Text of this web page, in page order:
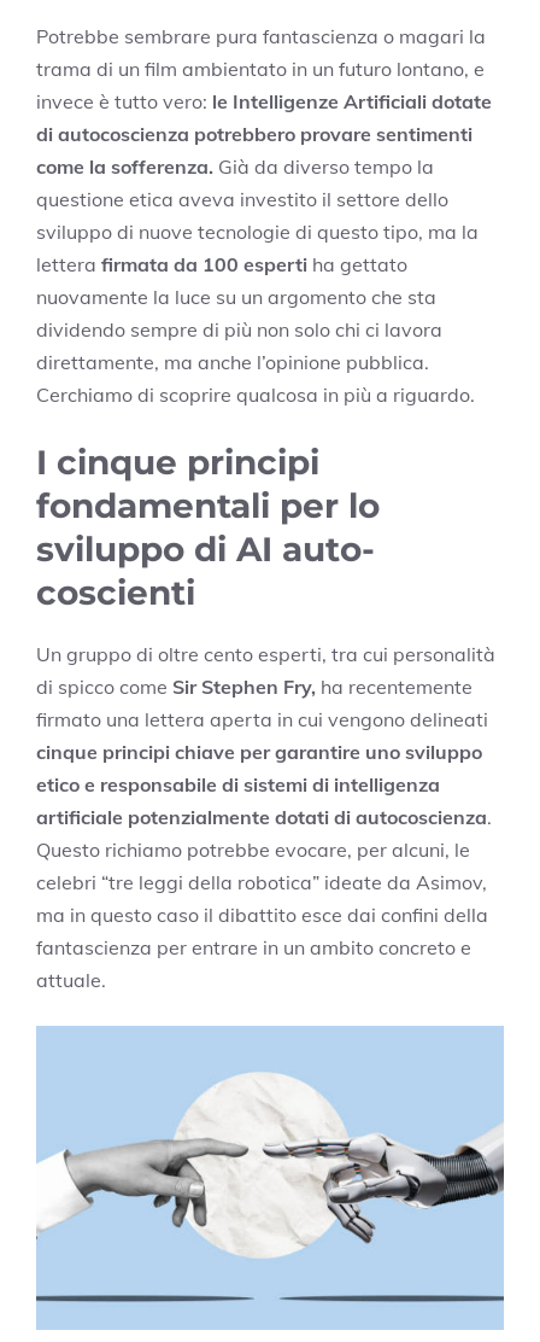
Potrebbe sembrare pura fantascienza o magari la
trama di un film ambientato in un futuro lontano, e
invece è tutto vero: le Intelligenze Artificiali dotate
di autocoscienza potrebbero provare sentimenti
come la sofferenza. Già da diverso tempo la
questione etica aveva investito il settore dello
sviluppo di nuove tecnologie di questo tipo, ma la
lettera firmata da 100 esperti ha gettato
nuovamente la luce su un argomento che sta
dividendo sempre di più non solo chi ci lavora
direttamente, ma anche l’opinione pubblica.
Cerchiamo di scoprire qualcosa in più a riguardo.
I cinque principi
fondamentali per lo
sviluppo di AI auto-
coscienti
Un gruppo di oltre cento esperti, tra cui personalità
di spicco come Sir Stephen Fry, ha recentemente
firmato una lettera aperta in cui vengono delineati
cinque principi chiave per garantire uno sviluppo
etico e responsabile di sistemi di intelligenza
artificiale potenzialmente dotati di autocoscienza.
Questo richiamo potrebbe evocare, per alcuni, le
celebri “tre leggi della robotica” ideate da Asimov,
ma in questo caso il dibattito esce dai confini della
fantascienza per entrare in un ambito concreto e
attuale.